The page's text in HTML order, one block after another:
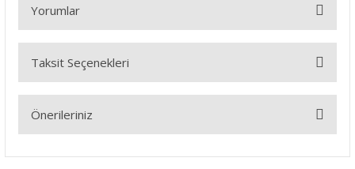
Yorumlar
Bu ürüne ilk yorumu siz yapın!
Taksit Seçenekleri
Önerileriniz